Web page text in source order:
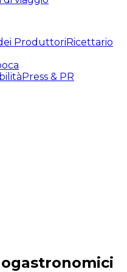
ProduttoriRicettario
Press & PR
Esperienze